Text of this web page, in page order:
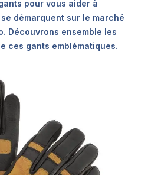
pour vous aider à
démarquent sur le marché
Découvrons ensemble les
ces gants emblématiques.